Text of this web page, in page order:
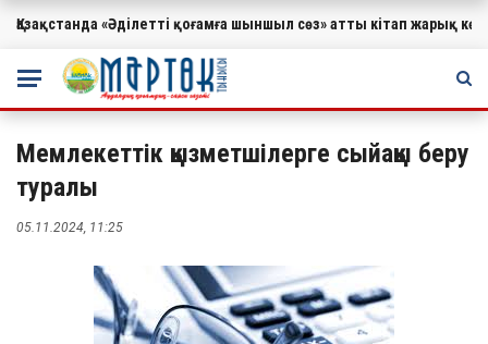
МАҢЫЗДЫ
Қазақстанда «Әділетті қоғамға шыншыл сөз» атты кітап жарық
Мемлекеттік қызметшілерге сыйақы беру
туралы
05.11.2024, 11:25